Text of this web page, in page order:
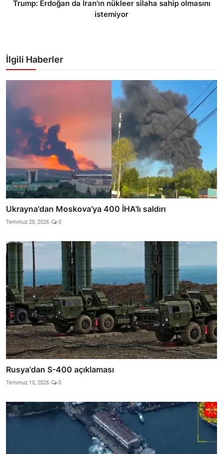
Trump: Erdoğan da İran'ın nükleer silaha sahip olmasını
istemiyor
İlgili Haberler
Ukrayna'dan Moskova'ya 400 İHA'lı saldırı
Temmuz 20, 2026 0
Rusya'dan S-400 açıklaması
Temmuz 10, 2026 0